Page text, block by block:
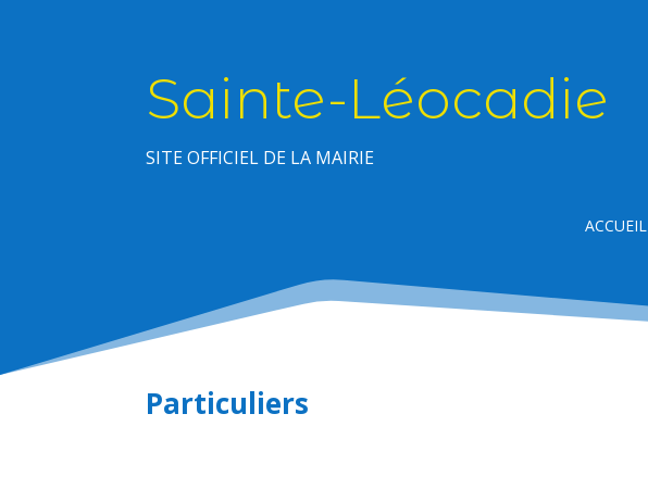
Sainte-Léocadie
SITE OFFICIEL DE LA MAIRIE
ACCUEIL
Particuliers